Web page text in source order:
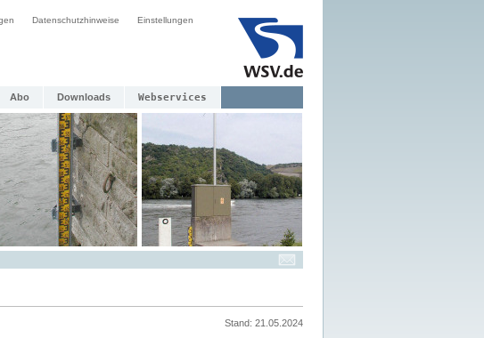
Datenschutzhinweise Einstellungen
Abo Downloads Webservices
Stand: 21.05.2024